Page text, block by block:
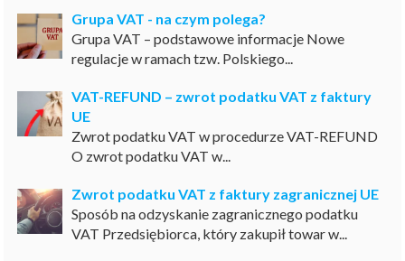
Grupa VAT - na czym polega?
Grupa VAT – podstawowe informacje Nowe
regulacje w ramach tzw. Polskiego...
VAT-REFUND – zwrot podatku VAT z faktury
UE
Zwrot podatku VAT w procedurze VAT-REFUND
O zwrot podatku VAT w...
Zwrot podatku VAT z faktury zagranicznej UE
Sposób na odzyskanie zagranicznego podatku
VAT Przedsiębiorca, który zakupił towar w...